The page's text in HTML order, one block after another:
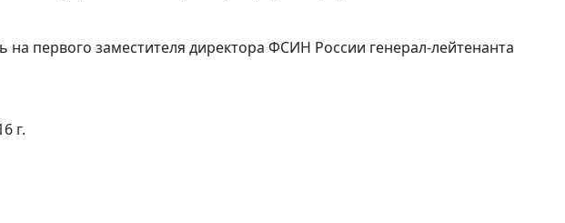
первого заместителя директора ФСИН России генерал-лейтенанта
г.